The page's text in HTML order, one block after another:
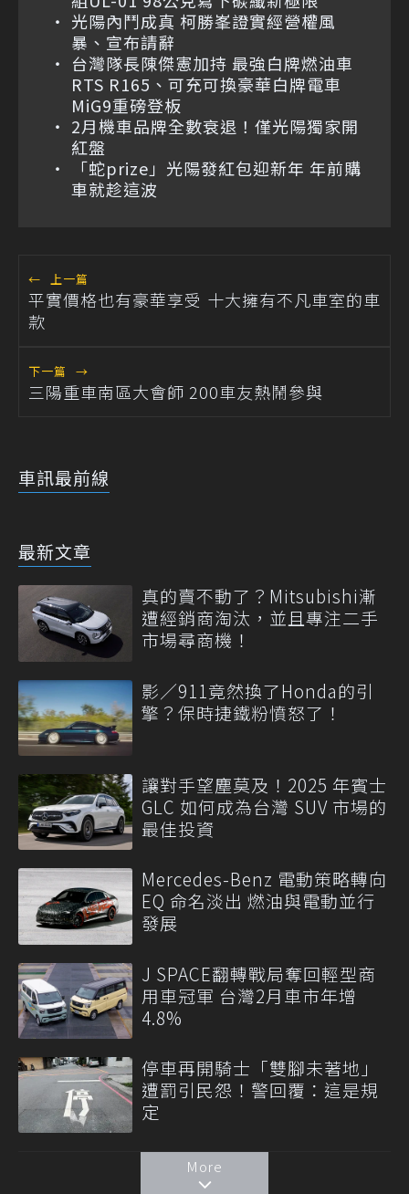
光陽內鬥成真 柯勝峯證實經營權風
暴、宣布請辭
台灣隊長陳傑憲加持 最強白牌燃油車
RTS R165、可充可換豪華白牌電車
MiG9重磅登板
2月機車品牌全數衰退！僅光陽獨家開
紅盤
「蛇prize」光陽發紅包迎新年 年前購
車就趁這波
← 上一篇
平實價格也有豪華享受 十大擁有不凡車室的車
款
下一篇 →
三陽重車南區大會師 200車友熱鬧參與
車訊最前線
最新文章
真的賣不動了？Mitsubishi漸
遭經銷商淘汰，並且專注二手
市場尋商機！
影／911竟然換了Honda的引
擎？保時捷鐵粉憤怒了！
讓對手望塵莫及！2025 年賓士
GLC 如何成為台灣 SUV 市場的
最佳投資
Mercedes-Benz 電動策略轉向
EQ 命名淡出 燃油與電動並行
發展
J SPACE翻轉戰局奪回輕型商
用車冠軍 台灣2月車市年增
4.8%
停車再開騎士「雙腳未著地」
遭罰引民怨！警回覆：這是規
定
More